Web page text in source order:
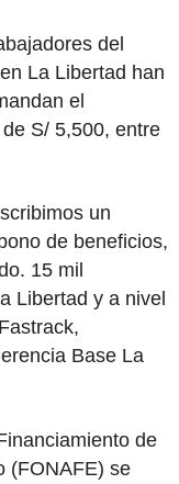
del
La Libertad han
el
S/ 5,500, entre
un
de beneficios,
15 mil
Libertad y a nivel
Base La
de
(FONAFE) se